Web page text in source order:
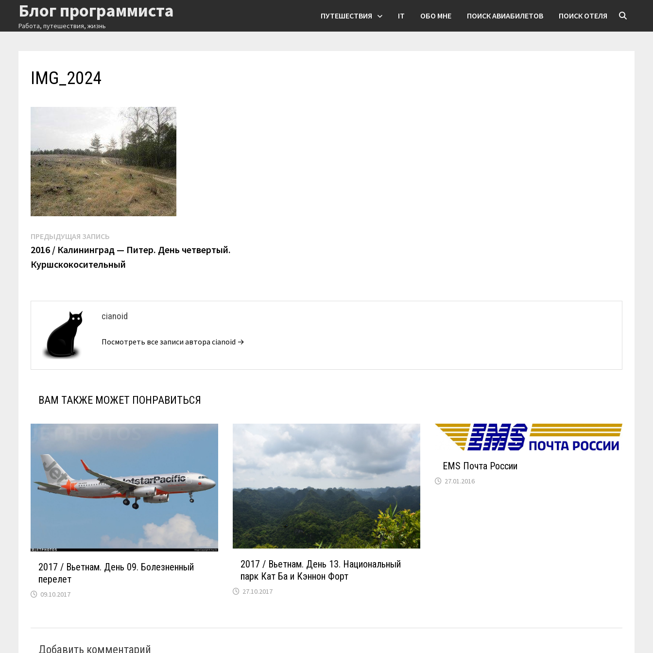
Перейти
содержимому
Блог программиста
Работа, путешествия, жизнь
ПУТЕШЕСТВИЯ IT ОБО МНЕ ПОИСК АВИАБИЛЕТОВ ПОИСК ОТЕЛЯ
IMG_2024
Навигация
по
записям
ПРЕДЫДУЩАЯ ЗАПИСЬ
запись:
2016 / Калининград — Питер. День четвертый.
Куршскокосительный
cianoid
Посмотреть все записи автора cianoid →
ВАМ ТАКЖЕ МОЖЕТ ПОНРАВИТЬСЯ
2017 / Вьетнам. День 09. Болезненный
перелет
09.10.2017
2017 / Вьетнам. День 13. Национальный
парк Кат Ба и Кэннон Форт
27.10.2017
EMS Почта России
27.01.2016
Добавить комментарий